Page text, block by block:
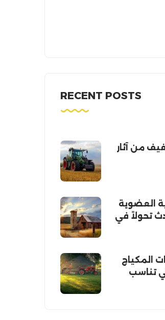
RECENT POSTS
من آثار
العضوية
تحولاً في
المكياج
تناسب